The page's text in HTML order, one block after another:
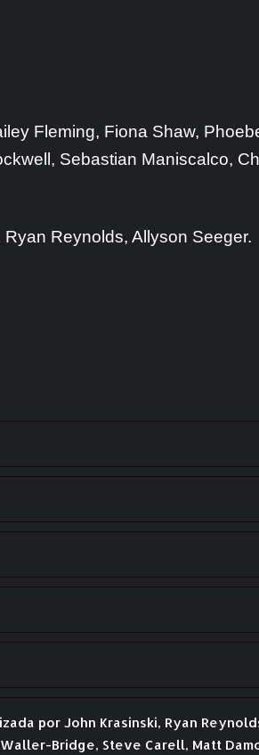
Fleming, Fiona Shaw,
Sebastian Maniscalco,
Reynolds, Allyson Seeger.
por John Krasinski, Ryan
Bridge, Steve Carell, Matt